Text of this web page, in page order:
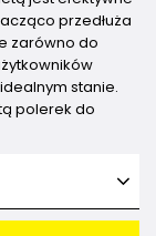
przedłuża
zarówno do
stanie.
polerek do